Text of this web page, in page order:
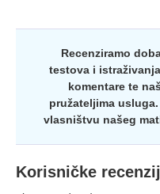
Recenziramo
testova i
komentare te
pružateljima
vlasništvu našeg
Korisničke